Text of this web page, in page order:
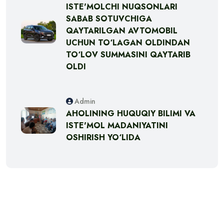
ISTE'MOLCHI NUQSONLARI
SABAB SOTUVCHIGA
QAYTARILGAN AVTOMOBIL
UCHUN TO‘LAGAN OLDINDAN
TO‘LOV SUMMASINI QAYTARIB
OLDI
Admin
AHOLINING HUQUQIY BILIMI VA
ISTE'MOL MADANIYATINI
OSHIRISH YO‘LIDA